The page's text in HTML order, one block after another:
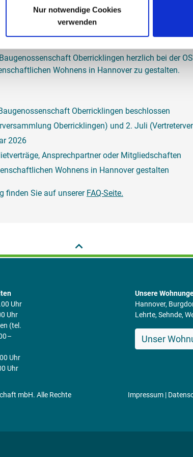
Nur notwendige Cookies
verwenden
Mieter ändert sich durch die Verschmelzung
bleiben unverändert bestehen. Auch die
Oberricklingen herzlich bei der
Wohnens in Hannover zu gestalten.
Oberricklingen beschlossen
Oberricklingen) und 2. Juli
2026
Ansprechpartner oder Mitgliedschaften
Wohnens in Hannover gestalten
finden Sie auf unserer FAQ-Seite.
Uhr
Uhr
(tel.
–
Uhr
Uhr
Unsere
Hannover,
Lehrte, Sehnde,
Unser
mbH. Alle Rechte
Impressum |